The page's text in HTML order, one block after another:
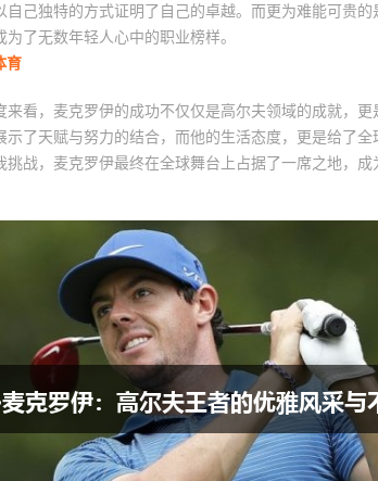
自己独特的方式证明了自己的卓越。而更为难能可贵
为了无数年轻人心中的职业榜样。
育
来看，麦克罗伊的成功不仅仅是高尔夫领域的成就，
示了天赋与努力的结合，而他的生活态度，更是给了
挑战，麦克罗伊最终在全球舞台上占据了一席之地，成